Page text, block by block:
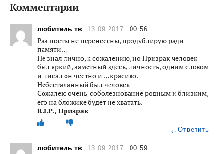
Комментарии
любитель тв 13.09.2017 00:56
Раз посты не перенесены, продублирую ради
памяти…
Не знал лично, к сожалению, но Призрак человек
был яркий, заметный здесь, личность, одним словом
и писал он честно и … красиво.
Небесталанный был человек.
Сожалею очень, соболезнование родным и близким,
его на бложике будет не хватать.
R.I.P., Призрак
Ответить
любитель тв 13.09.2017 00:59